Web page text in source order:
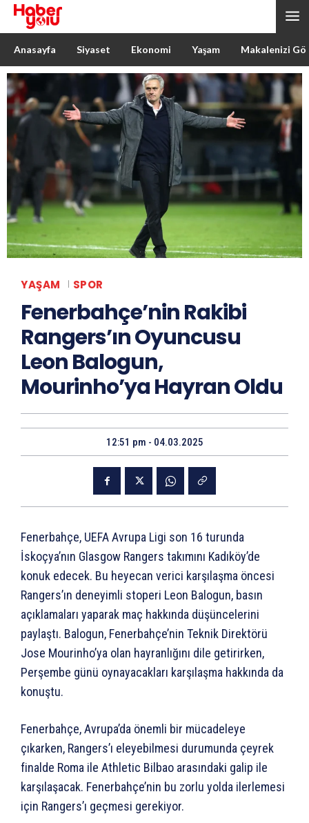
Anasayfa Siyaset Ekonomi Yaşam Makalenizi
YAŞAM SPOR
Fenerbahçe’nin Rakibi
Rangers’ın Oyuncusu
Leon Balogun,
Mourinho’ya Hayran Oldu
12:51 pm - 04.03.2025
Fenerbahçe, UEFA Avrupa Ligi son 16 turunda
İskoçya’nın Glasgow Rangers takımını Kadıköy’de
konuk edecek. Bu heyecan verici karşılaşma öncesi
Rangers’ın deneyimli stoperi Leon Balogun, basın
açıklamaları yaparak maç hakkında düşüncelerini
paylaştı. Balogun, Fenerbahçe’nin Teknik Direktörü
Jose Mourinho’ya olan hayranlığını dile getirirken,
Perşembe günü oynayacakları karşılaşma hakkında da
konuştu.
Fenerbahçe, Avrupa’da önemli bir mücadeleye
çıkarken, Rangers’ı eleyebilmesi durumunda çeyrek
finalde Roma ile Athletic Bilbao arasındaki galip ile
karşılaşacak. Fenerbahçe’nin bu zorlu yolda ilerlemesi
için Rangers’ı geçmesi gerekiyor.